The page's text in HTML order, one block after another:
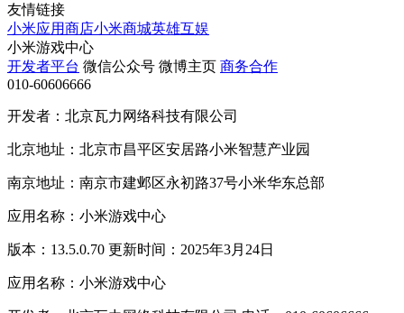
友情链接
小米应用商店小米商城英雄互娱
小米游戏中心
开发者平台 微信公众号 微博主页 商务合作
010-60606666
开发者：北京瓦力网络科技有限公司
北京地址：北京市昌平区安居路小米智慧产业园
南京地址：南京市建邺区永初路37号小米华东总部
应用名称：小米游戏中心
版本：13.5.0.70 更新时间：2025年3月24日
应用名称：小米游戏中心